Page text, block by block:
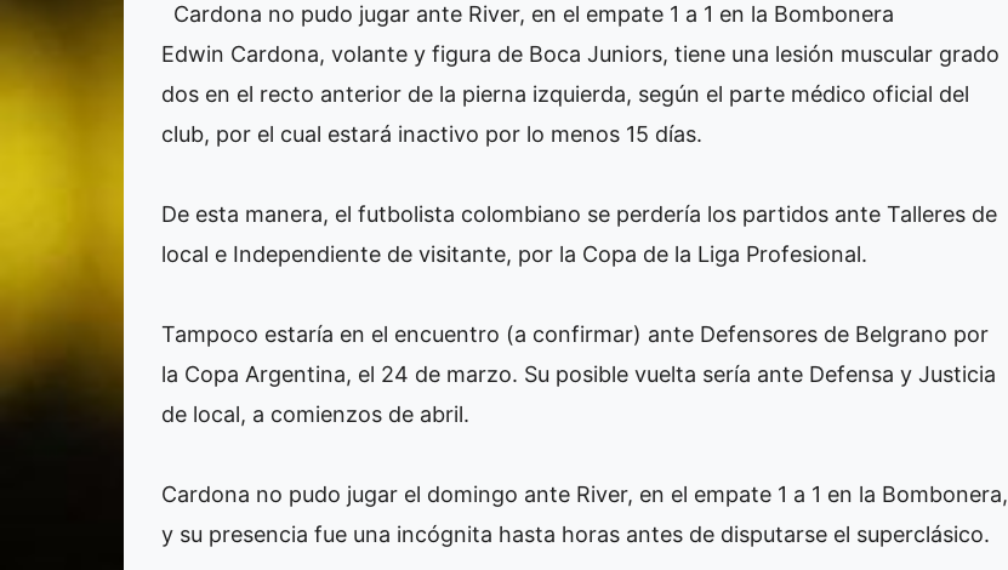
Cardona no pudo jugar ante River, en el empate 1 a 1 en la Bombonera
Edwin Cardona, volante y figura de Boca Juniors, tiene una lesión muscular grado
dos en el recto anterior de la pierna izquierda, según el parte médico oficial del
club, por el cual estará inactivo por lo menos 15 días.
De esta manera, el futbolista colombiano se perdería los partidos ante Talleres de
local e Independiente de visitante, por la Copa de la Liga Profesional.
Tampoco estaría en el encuentro (a confirmar) ante Defensores de Belgrano por
la Copa Argentina, el 24 de marzo. Su posible vuelta sería ante Defensa y Justicia
de local, a comienzos de abril.
Cardona no pudo jugar el domingo ante River, en el empate 1 a 1 en la Bombonera,
y su presencia fue una incógnita hasta horas antes de disputarse el superclásico.